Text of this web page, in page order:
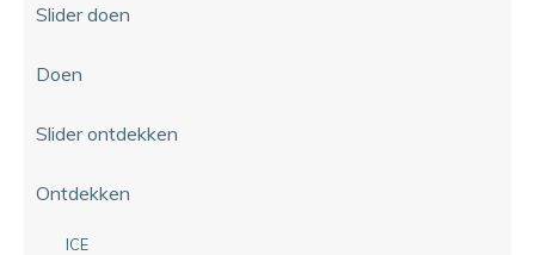
Slider doen
Doen
Slider ontdekken
Ontdekken
ICE